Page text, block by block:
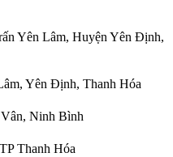
Yên Lâm, Huyện Yên Định,
Yên Định, Thanh Hóa
Ninh Bình
Thanh Hóa